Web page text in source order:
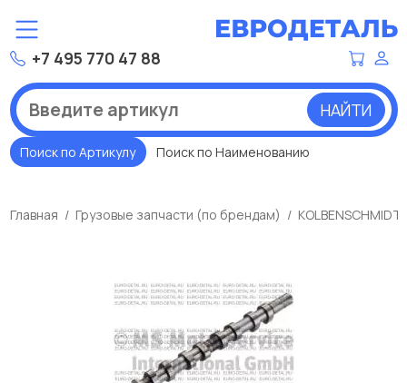
+7 495 770 47 88
НАЙТИ
Поиск по Артикулу Поиск по Наименованию
Главная Грузовые запчасти (по брендам) KOLBENSCHMIDT